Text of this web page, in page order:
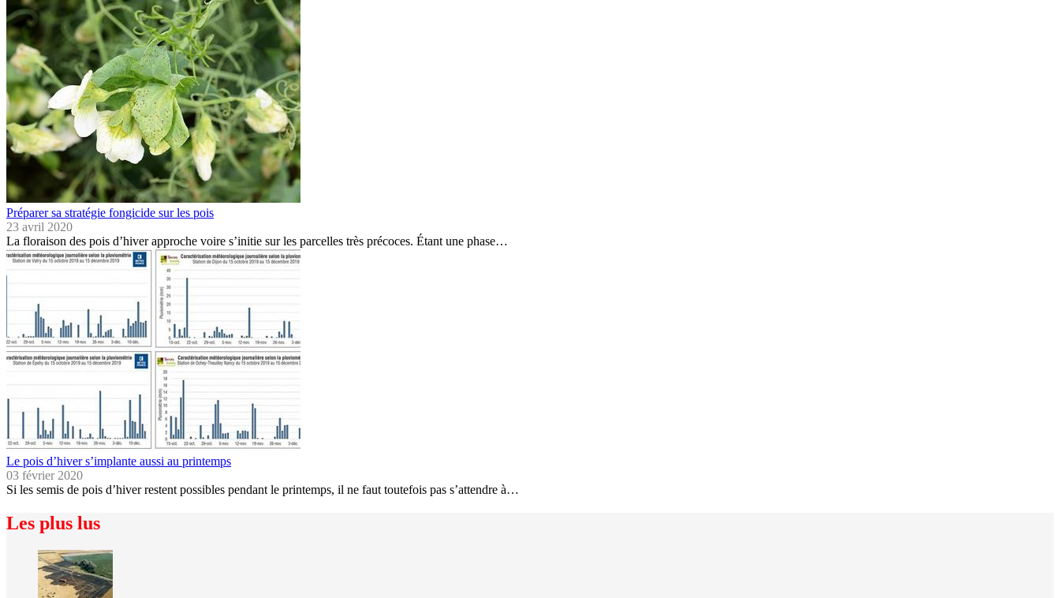
Préparer sa stratégie fongicide sur les pois
23 avril 2020
La floraison des pois d’hiver approche voire s’initie sur les parcelles très précoces. Étant une phase…
Le pois d’hiver s’implante aussi au printemps
03 février 2020
Si les semis de pois d’hiver restent possibles pendant le printemps, il ne faut toutefois pas s’attendre à…
Les plus lus